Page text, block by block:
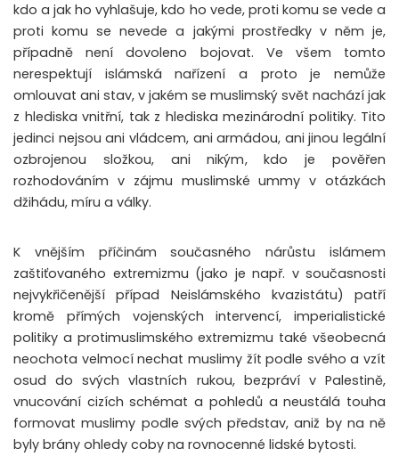
kdo a jak ho vyhlašuje, kdo ho vede, proti komu se vede a
proti komu se nevede a jakými prostředky v něm je,
případně není dovoleno bojovat. Ve všem tomto
nerespektují islámská nařízení a proto je nemůže
omlouvat ani stav, v jakém se muslimský svět nachází jak
z hlediska vnitřní, tak z hlediska mezinárodní politiky. Tito
jedinci nejsou ani vládcem, ani armádou, ani jinou legální
ozbrojenou složkou, ani nikým, kdo je pověřen
rozhodováním v zájmu muslimské ummy v otázkách
džihádu, míru a války.
K vnějším příčinám současného nárůstu islámem
zaštiťovaného extremizmu (jako je např. v současnosti
nejvykřičenější případ Neislámského kvazistátu) patří
kromě přímých vojenských intervencí, imperialistické
politiky a protimuslimského extremizmu také všeobecná
neochota velmocí nechat muslimy žít podle svého a vzít
osud do svých vlastních rukou, bezpráví v Palestině,
vnucování cizích schémat a pohledů a neustálá touha
formovat muslimy podle svých představ, aniž by na ně
byly brány ohledy coby na rovnocenné lidské bytosti.